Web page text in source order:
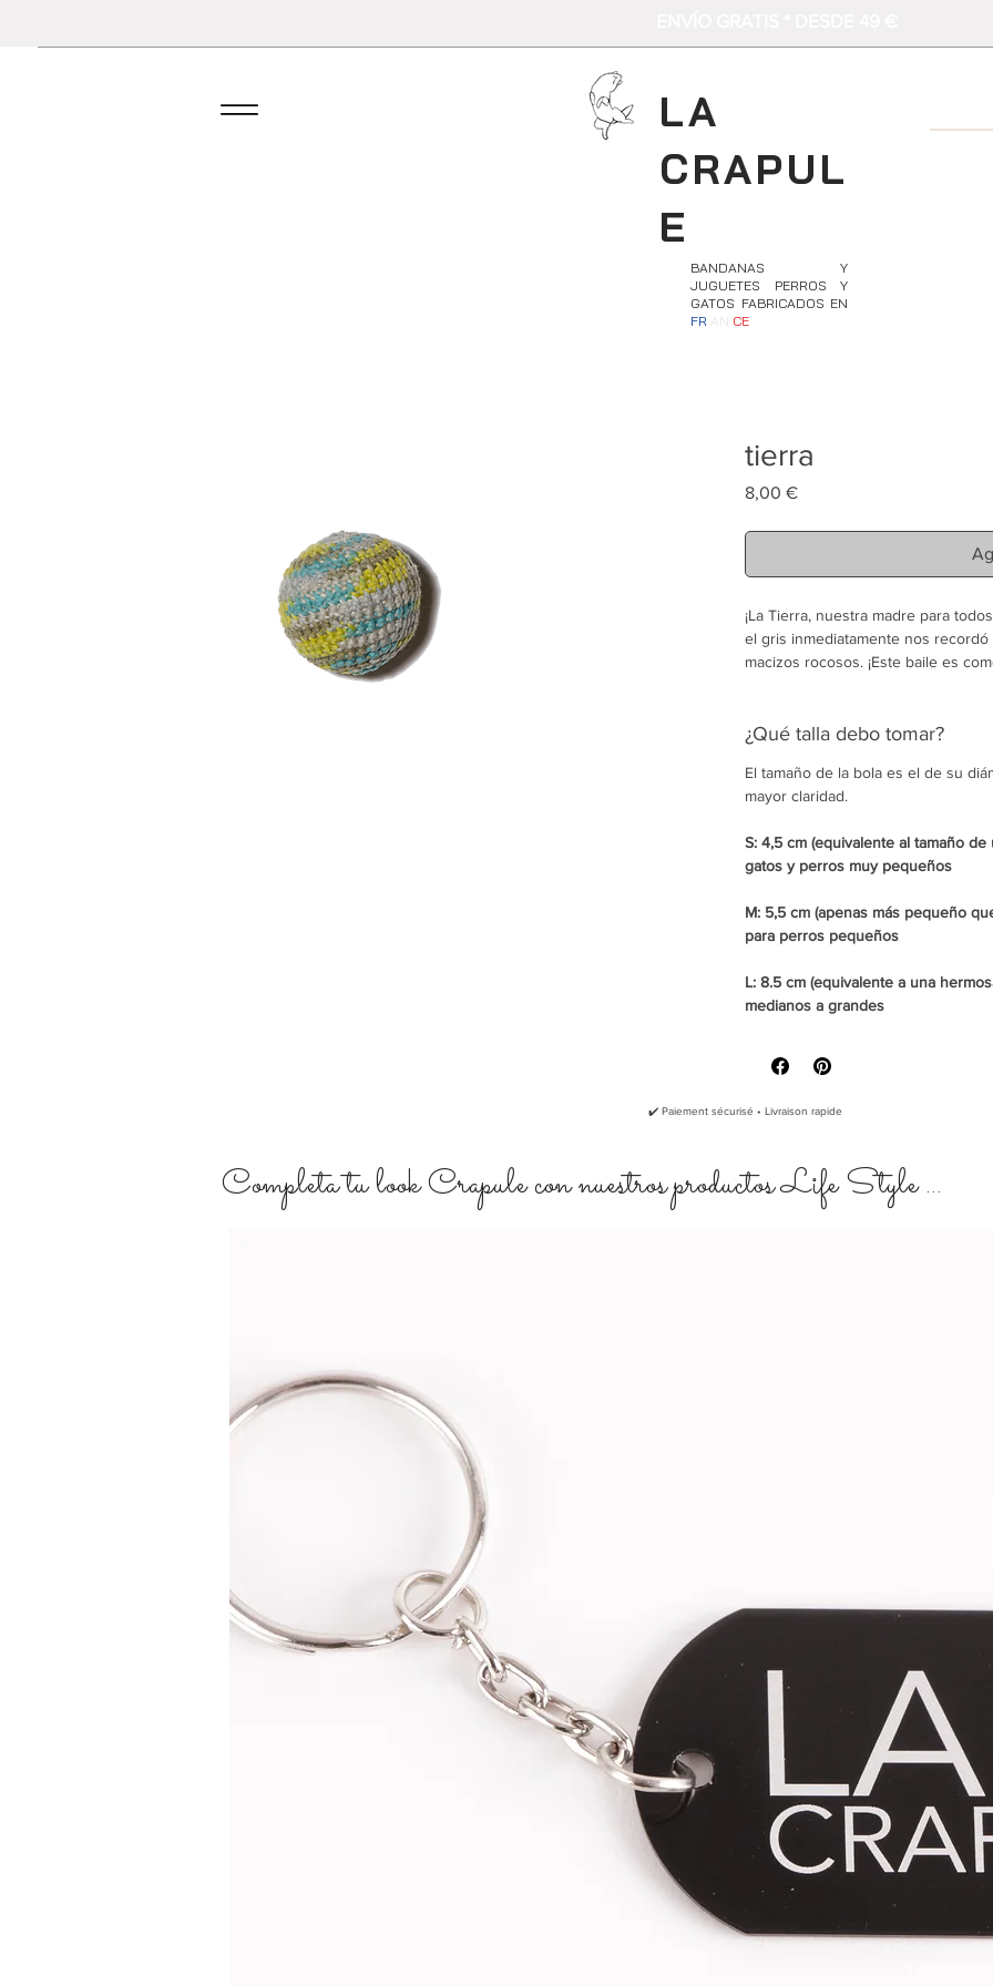
LA
CRAPUL
E
BANDANAS Y
JUGUETES PERROS Y
GATOS FABRICADOS EN
FR
CE
tierra
8,00 €Precio
¡La Tierra, nuestra madre para
el gris inmediatamente nos
macizos rocosos. ¡Este baile es
¿Por qué crochet bolas?
Por respeto a su animal (suave
Por respeto a tus vecinos
En el Crapule siempre nos
es Kapok, una fibra natural que
Acolchado en Kapok, fibra
No se utilizan pegamentos ni
Cada pieza es hecho a mano,
El patrón puede variar
colores del hilo.
Te recordamos que tu animal debe
¿Qué talla debo tomar?
El tamaño de la bola es el de su
mayor claridad.
S: 4,5 cm (equivalente al tamaño
gatos y perros muy pequeños
M: 5,5 cm (apenas más pequeño
para perros pequeños
L: 8.5 cm (equivalente a una
medianos a grandes
✔️ Paiement sécurisé • Livraison rapide
Completa tu look Crapule con nuestros productos Life Style ...